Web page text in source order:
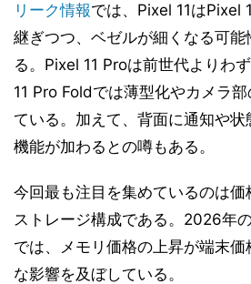
リーク情報では、Pixel 11はPixel
継ぎつつ、ベゼルが細くなる可能
る。Pixel 11 Proは前世代よりわ
11 Pro Foldでは薄型化やカメラ
ている。加えて、背面に通知や状
機能が加わるとの噂もある。
今回最も注目を集めているのは
ストレージ構成である。2026年
では、メモリ価格の上昇が端末価
な影響を及ぼしている。